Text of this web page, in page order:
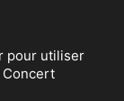
pour utiliser
Concert